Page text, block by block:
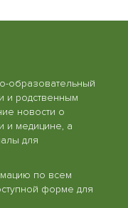
образовательный
и родственным
новости о
и медицине, а
для
по всем
форме для